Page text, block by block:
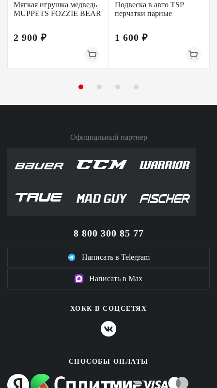
Мягкая игрушка медведь
MUPPETS FOZZIE BEAR
2 900 ₽
Подвеска в авто TSP
перчатки парные
1 600 ₽
Официальный партнер
8 800 300 85 77
Написать в Telegram
Написать в Max
ХОКК В СОЦСЕТЯХ
СПОСОБЫ ОПЛАТЫ